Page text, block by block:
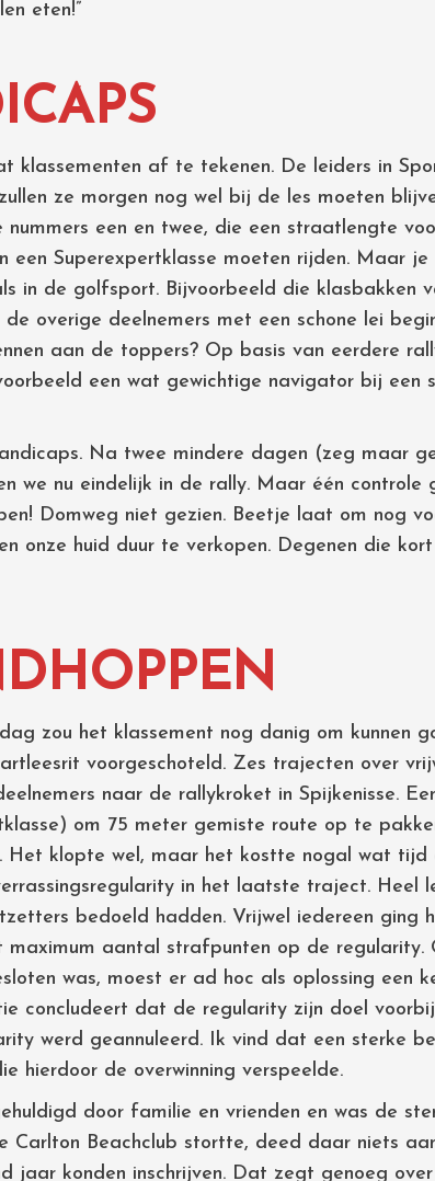
eten!”
klassementen af te tekenen. De leiders in
ze morgen nog wel bij de les moeten
een en twee, die een straatlengte
een Superexpertklasse moeten rijden. Maar
in de golfsport. Bijvoorbeeld die klasbakken
overige deelnemers met een schone lei
aan de toppers? Op basis van eerdere
een wat gewichtige navigator bij een
Na twee mindere dagen (zeg maar
we nu eindelijk in de rally. Maar één controle
Domweg niet gezien. Beetje laat om nog
onze huid duur te verkopen. Degenen die
zou het klassement nog danig om kunnen
voorgeschoteld. Zes trajecten over
naar de rallykroket in Spijkenisse.
om 75 meter gemiste route op te
Het klopte wel, maar het kostte nogal wat tijd
in het laatste traject. Heel
bedoeld hadden. Vrijwel iedereen ging
maximum aantal strafpunten op de
was, moest er ad hoc als oplossing een
concludeert dat de regularity zijn doel
werd geannuleerd. Ik vind dat een sterke
hierdoor de overwinning verspeelde.
door familie en vrienden en was de
Carlton Beachclub stortte, deed daar niets
jaar konden inschrijven. Dat zegt genoeg